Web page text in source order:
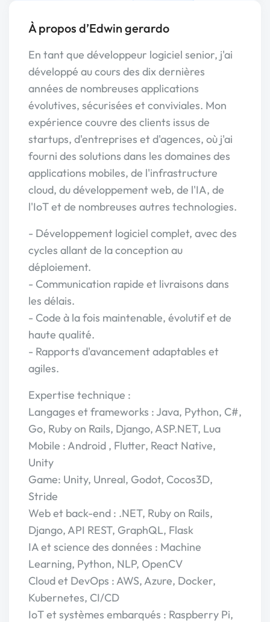
À propos d’Edwin gerardo
En tant que développeur logiciel senior, j'ai
développé au cours des dix dernières
années de nombreuses applications
évolutives, sécurisées et conviviales. Mon
expérience couvre des clients issus de
startups, d'entreprises et d'agences, où j'ai
fourni des solutions dans les domaines des
applications mobiles, de l'infrastructure
cloud, du développement web, de l'IA, de
l'IoT et de nombreuses autres technologies.
- Développement logiciel complet, avec des
cycles allant de la conception au
déploiement.
- Communication rapide et livraisons dans
les délais.
- Code à la fois maintenable, évolutif et de
haute qualité.
- Rapports d'avancement adaptables et
agiles.
Expertise technique :
Langages et frameworks : Java, Python, C#,
Go, Ruby on Rails, Django, ASP.NET, Lua
Mobile : Android , Flutter, React Native,
Unity
Game: Unity, Unreal, Godot, Cocos3D,
Stride
Web et back-end : .NET, Ruby on Rails,
Django, API REST, GraphQL, Flask
IA et science des données : Machine
Learning, Python, NLP, OpenCV
Cloud et DevOps : AWS, Azure, Docker,
Kubernetes, CI/CD
IoT et systèmes embarqués : Raspberry Pi,